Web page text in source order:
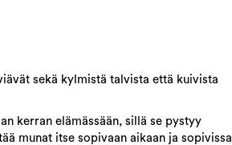
sekä kylmistä talvista että kuivista
kerran elämässään, sillä se pystyy
munat itse sopivaan aikaan ja sopivissa